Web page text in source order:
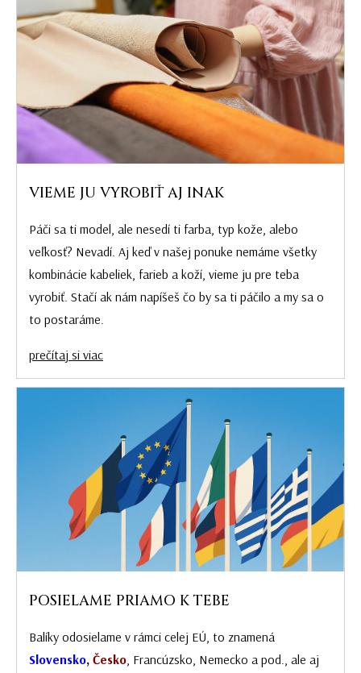
VIEME JU VYROBIŤ AJ INAK
Páči sa ti model, ale nesedí ti farba, typ kože, alebo
veľkosť? Nevadí. Aj keď v našej ponuke nemáme všetky
kombinácie kabeliek, farieb a koží, vieme ju pre teba
vyrobiť. Stačí ak nám napíšeš čo by sa ti páčilo a my sa o
to postaráme.
prečítaj si viac
POSIELAME PRIAMO K TEBE
Balíky odosielame v rámci celej EÚ, to znamená
Slovensko, Česko, Francúzsko, Nemecko a pod., ale aj